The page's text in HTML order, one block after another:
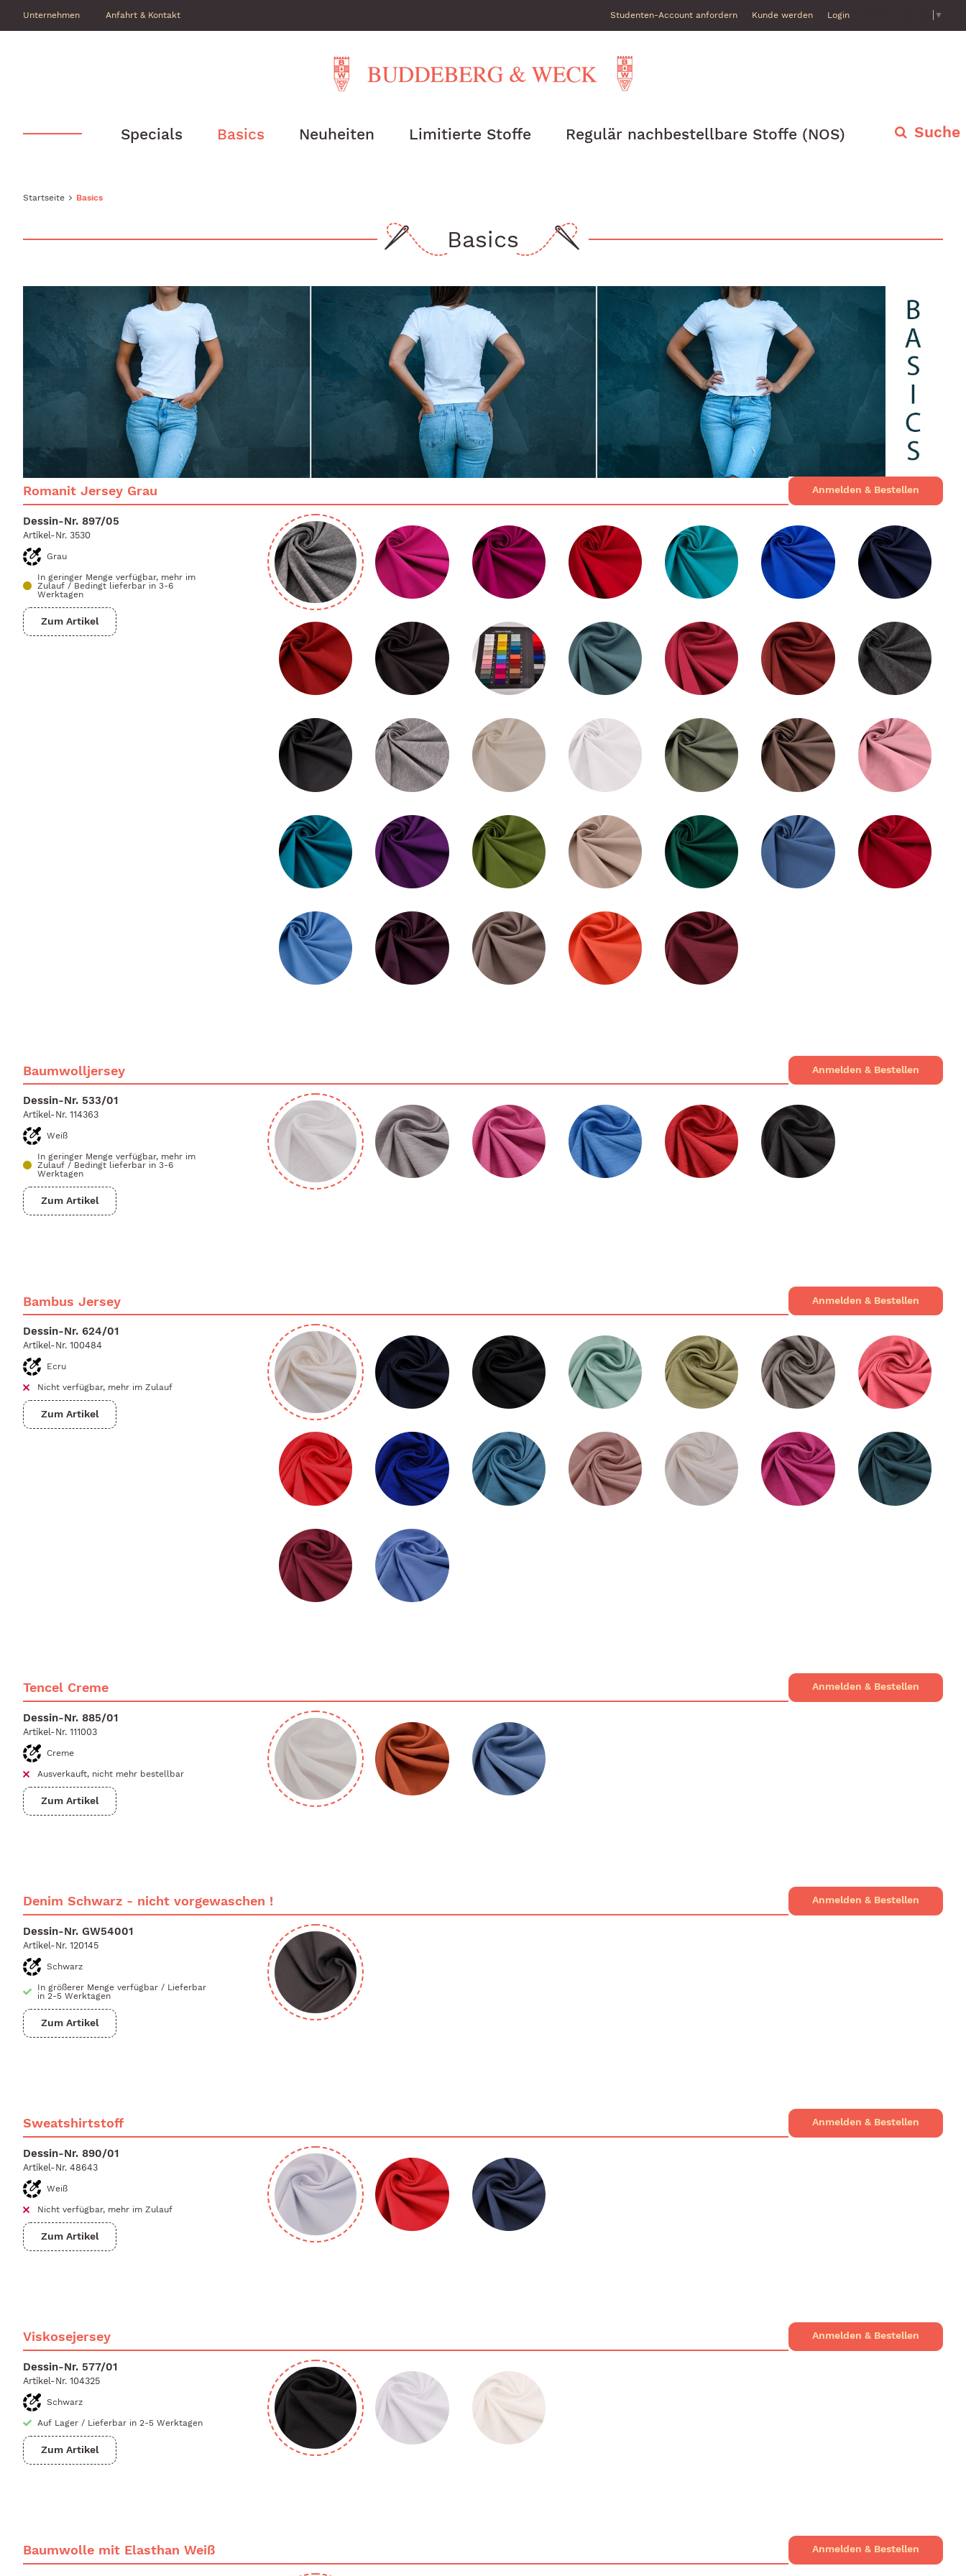
Unternehmen Anfahrt & Kontakt Studenten-Account anfordern Kunde werden Login ▼
Specials Basics Neuheiten Limitierte Stoffe Regulär nachbestellbare Stoffe (NOS) Suche
Startseite Basics
Basics
Romanit Jersey Grau
Dessin-Nr. 897/05
Artikel-Nr. 3530
Grau
In geringer Menge verfügbar, mehr im
Zulauf / Bedingt lieferbar in 3-6
Werktagen
Zum Artikel
Baumwolljersey
Dessin-Nr. 533/01
Artikel-Nr. 114363
Weiß
In geringer Menge verfügbar, mehr im
Zulauf / Bedingt lieferbar in 3-6
Werktagen
Zum Artikel
Bambus Jersey
Dessin-Nr. 624/01
Artikel-Nr. 100484
Ecru
Nicht verfügbar, mehr im Zulauf
Zum Artikel
Tencel Creme
Dessin-Nr. 885/01
Artikel-Nr. 111003
Creme
Ausverkauft, nicht mehr bestellbar
Zum Artikel
Denim Schwarz - nicht vorgewaschen !
Dessin-Nr. GW54001
Artikel-Nr. 120145
Schwarz
In größerer Menge verfügbar / Lieferbar
in 2-5 Werktagen
Zum Artikel
Sweatshirtstoff
Dessin-Nr. 890/01
Artikel-Nr. 48643
Weiß
Nicht verfügbar, mehr im Zulauf
Zum Artikel
Viskosejersey
Dessin-Nr. 577/01
Artikel-Nr. 104325
Schwarz
Auf Lager / Lieferbar in 2-5 Werktagen
Zum Artikel
Baumwolle mit Elasthan Weiß